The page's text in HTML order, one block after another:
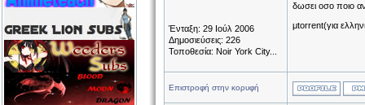
Ένταξη: 29 Ιούλ 2006
Δημοσιεύσεις: 226
Τοποθεσία: Noir York City...
δωσει οσο ποιο
μtorrent(για
Επιστροφή στην κορυφή